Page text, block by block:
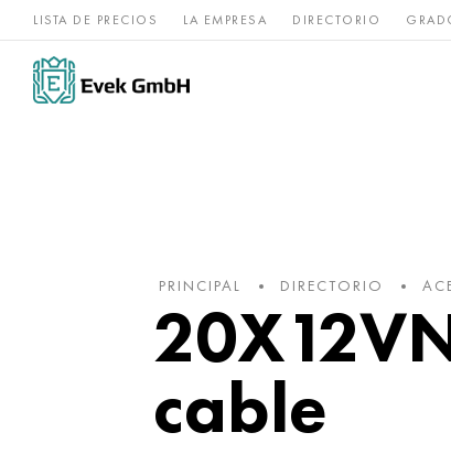
LISTA DE PRECIOS LA EMPRESA DIRECTORIO
Aleaciones de
níquel
acero
PRINCIPAL DIRECTORIO
cable